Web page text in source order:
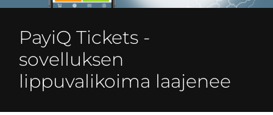
PayiQ Tickets -
sovelluksen
lippuvalikoima laajenee